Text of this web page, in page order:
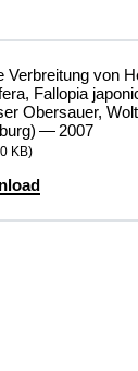
Verbreitung von
Fallopia
Obersauer,
— 2007
KB)